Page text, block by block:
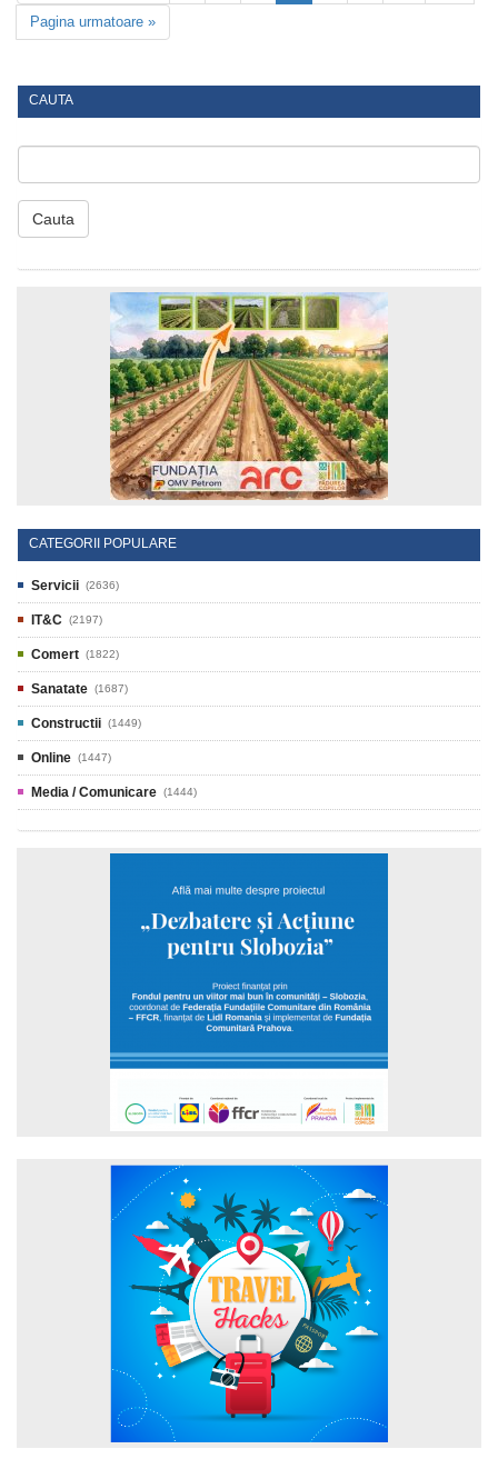
Pagina urmatoare »
CAUTA
Cauta
CATEGORII POPULARE
Servicii (2636)
IT&C (2197)
Comert (1822)
Sanatate (1687)
Constructii (1449)
Online (1447)
Media / Comunicare (1444)